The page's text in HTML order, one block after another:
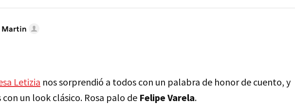
Martin
Letizia nos sorprendió a todos con un palabra de honor de cuento, y
con un look clásico. Rosa palo de Felipe Varela.